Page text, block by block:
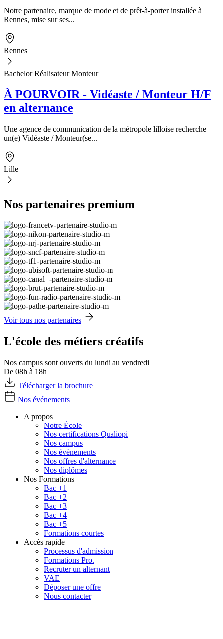
Notre partenaire, marque de mode et de prêt-à-porter installée à
Rennes, mise sur ses...
Rennes
Bachelor Réalisateur Monteur
À POURVOIR - Vidéaste / Monteur H/F
en alternance
Une agence de communication de la métropole lilloise recherche
un(e) Vidéaste / Monteur(se...
Lille
Nos partenaires premium
Voir tous nos partenaires
L'école des métiers créatifs
Nos campus sont ouverts du lundi au vendredi
De 08h à 18h
Télécharger la brochure
Nos événements
A propos
Notre École
Nos certifications Qualiopi
Nos campus
Nos évènements
Nos offres d'alternance
Nos diplômes
Nos Formations
Bac +1
Bac +2
Bac +3
Bac +4
Bac +5
Formations courtes
Accès rapide
Processus d'admission
Formations Pro.
Recruter un alternant
VAE
Déposer une offre
Nous contacter